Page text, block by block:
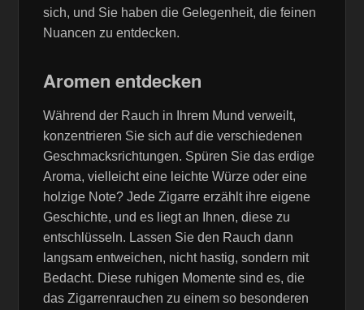
sich, und Sie haben die Gelegenheit, die feinen
Nuancen zu entdecken.
Aromen entdecken
Während der Rauch in Ihrem Mund verweilt,
konzentrieren Sie sich auf die verschiedenen
Geschmacksrichtungen. Spüren Sie das erdige
Aroma, vielleicht eine leichte Würze oder eine
holzige Note? Jede Zigarre erzählt ihre eigene
Geschichte, und es liegt an Ihnen, diese zu
entschlüsseln. Lassen Sie den Rauch dann
langsam entweichen, nicht hastig, sondern mit
Bedacht. Diese ruhigen Momente sind es, die
das Zigarrenrauchen zu einem so besonderen